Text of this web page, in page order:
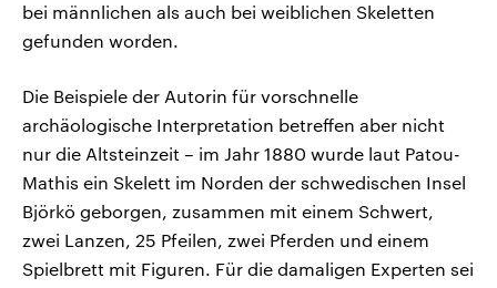
bei männlichen als auch bei weiblichen Skeletten
gefunden worden.
Die Beispiele der Autorin für vorschnelle
archäologische Interpretation betreffen aber nicht
nur die Altsteinzeit – im Jahr 1880 wurde laut Patou-
Mathis ein Skelett im Norden der schwedischen Insel
Björkö geborgen, zusammen mit einem Schwert,
zwei Lanzen, 25 Pfeilen, zwei Pferden und einem
Spielbrett mit Figuren. Für die damaligen Experten sei